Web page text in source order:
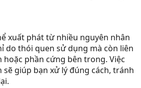
xuất phát từ nhiều nguyên nhân
do thói quen sử dụng mà còn liên
hoặc phần cứng bên trong. Việc
giúp bạn xử lý đúng cách, tránh